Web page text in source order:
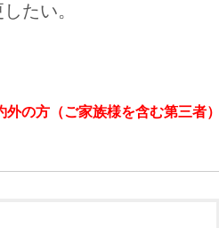
たい。
の方（ご家族様を含む第三者